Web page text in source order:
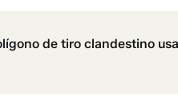
de tiro clandestino